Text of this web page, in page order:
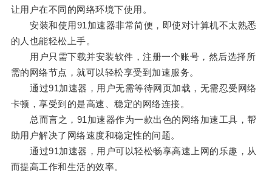
让用户在不同的网络环境下使用。
安装和使用91加速器非常简便，即使对计算机不太熟悉
的人也能轻松上手。
用户只需下载并安装软件，注册一个账号，然后选择所
需的网络节点，就可以轻松享受到加速服务。
通过91加速器，用户无需等待网页加载，无需忍受网络
卡顿，享受到的是高速、稳定的网络连接。
总而言之，91加速器作为一款出色的网络加速工具，帮
助用户解决了网络速度和稳定性的问题。
通过91加速器，用户可以轻松畅享高速上网的乐趣，从
而提高工作和生活的效率。